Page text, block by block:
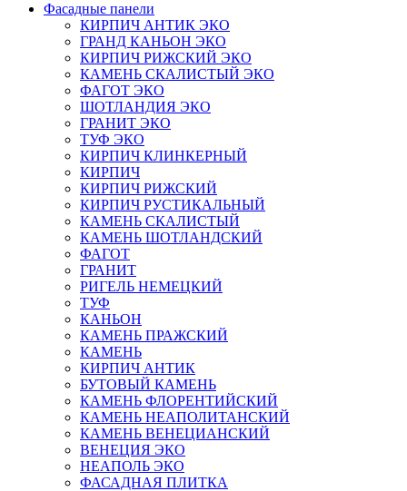
Фасадные панели
КИРПИЧ АНТИК ЭКО
ГРАНД КАНЬОН ЭКО
КИРПИЧ РИЖСКИЙ ЭКО
КАМЕНЬ СКАЛИСТЫЙ ЭКО
ФАГОТ ЭКО
ШОТЛАНДИЯ ЭКО
ГРАНИТ ЭКО
ТУФ ЭКО
КИРПИЧ КЛИНКЕРНЫЙ
КИРПИЧ
КИРПИЧ РИЖСКИЙ
КИРПИЧ РУСТИКАЛЬНЫЙ
КАМЕНЬ СКАЛИСТЫЙ
КАМЕНЬ ШОТЛАНДСКИЙ
ФАГОТ
ГРАНИТ
РИГЕЛЬ НЕМЕЦКИЙ
ТУФ
КАНЬОН
КАМЕНЬ ПРАЖСКИЙ
КАМЕНЬ
КИРПИЧ АНТИК
БУТОВЫЙ КАМЕНЬ
КАМЕНЬ ФЛОРЕНТИЙСКИЙ
КАМЕНЬ НЕАПОЛИТАНСКИЙ
КАМЕНЬ ВЕНЕЦИАНСКИЙ
ВЕНЕЦИЯ ЭКО
НЕАПОЛЬ ЭКО
ФАСАДНАЯ ПЛИТКА